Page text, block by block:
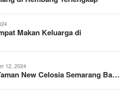
Makan Keluarga di
12, 2024
New Celosia Semarang Ba…